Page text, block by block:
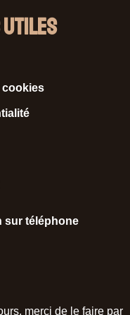
Utiles
cookies
sur téléphone
merci de le faire par